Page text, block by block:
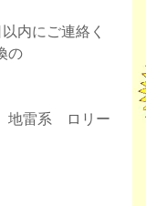
内にご連絡く
の
地雷系 ロリー